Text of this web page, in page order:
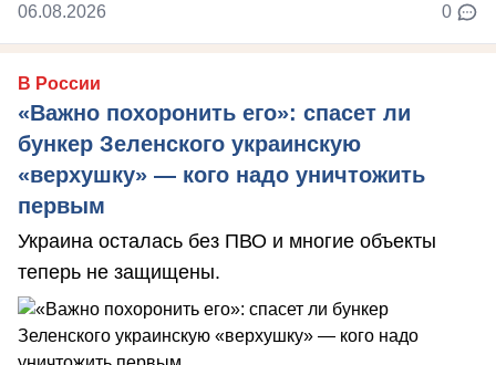
06.08.2026 0
В России
«Важно похоронить его»: спасет ли
бункер Зеленского украинскую
«верхушку» — кого надо уничтожить
первым
Украина осталась без ПВО и многие объекты
теперь не защищены.